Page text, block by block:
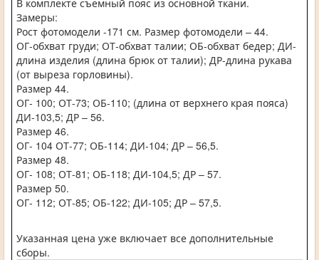
Замеры:
Рост фотомодели -171 см. Размер фотомодели – 44.
ОГ-обхват груди; ОТ-обхват талии; ОБ-обхват бедер; ДИ-
длина изделия (длина брюк от талии); ДР-длина рукава
(от выреза горловины).
Размер 44.
ОГ- 100; ОТ-73; ОБ-110; (длина от верхнего края пояса)
ДИ-103,5; ДР – 56.
Размер 46.
ОГ- 104 ОТ-77; ОБ-114; ДИ-104; ДР – 56,5.
Размер 48.
ОГ- 108; ОТ-81; ОБ-118; ДИ-104,5; ДР – 57.
Размер 50.
ОГ- 112; ОТ-85; ОБ-122; ДИ-105; ДР – 57,5.
Указанная цена уже включает все дополнительные
сборы.